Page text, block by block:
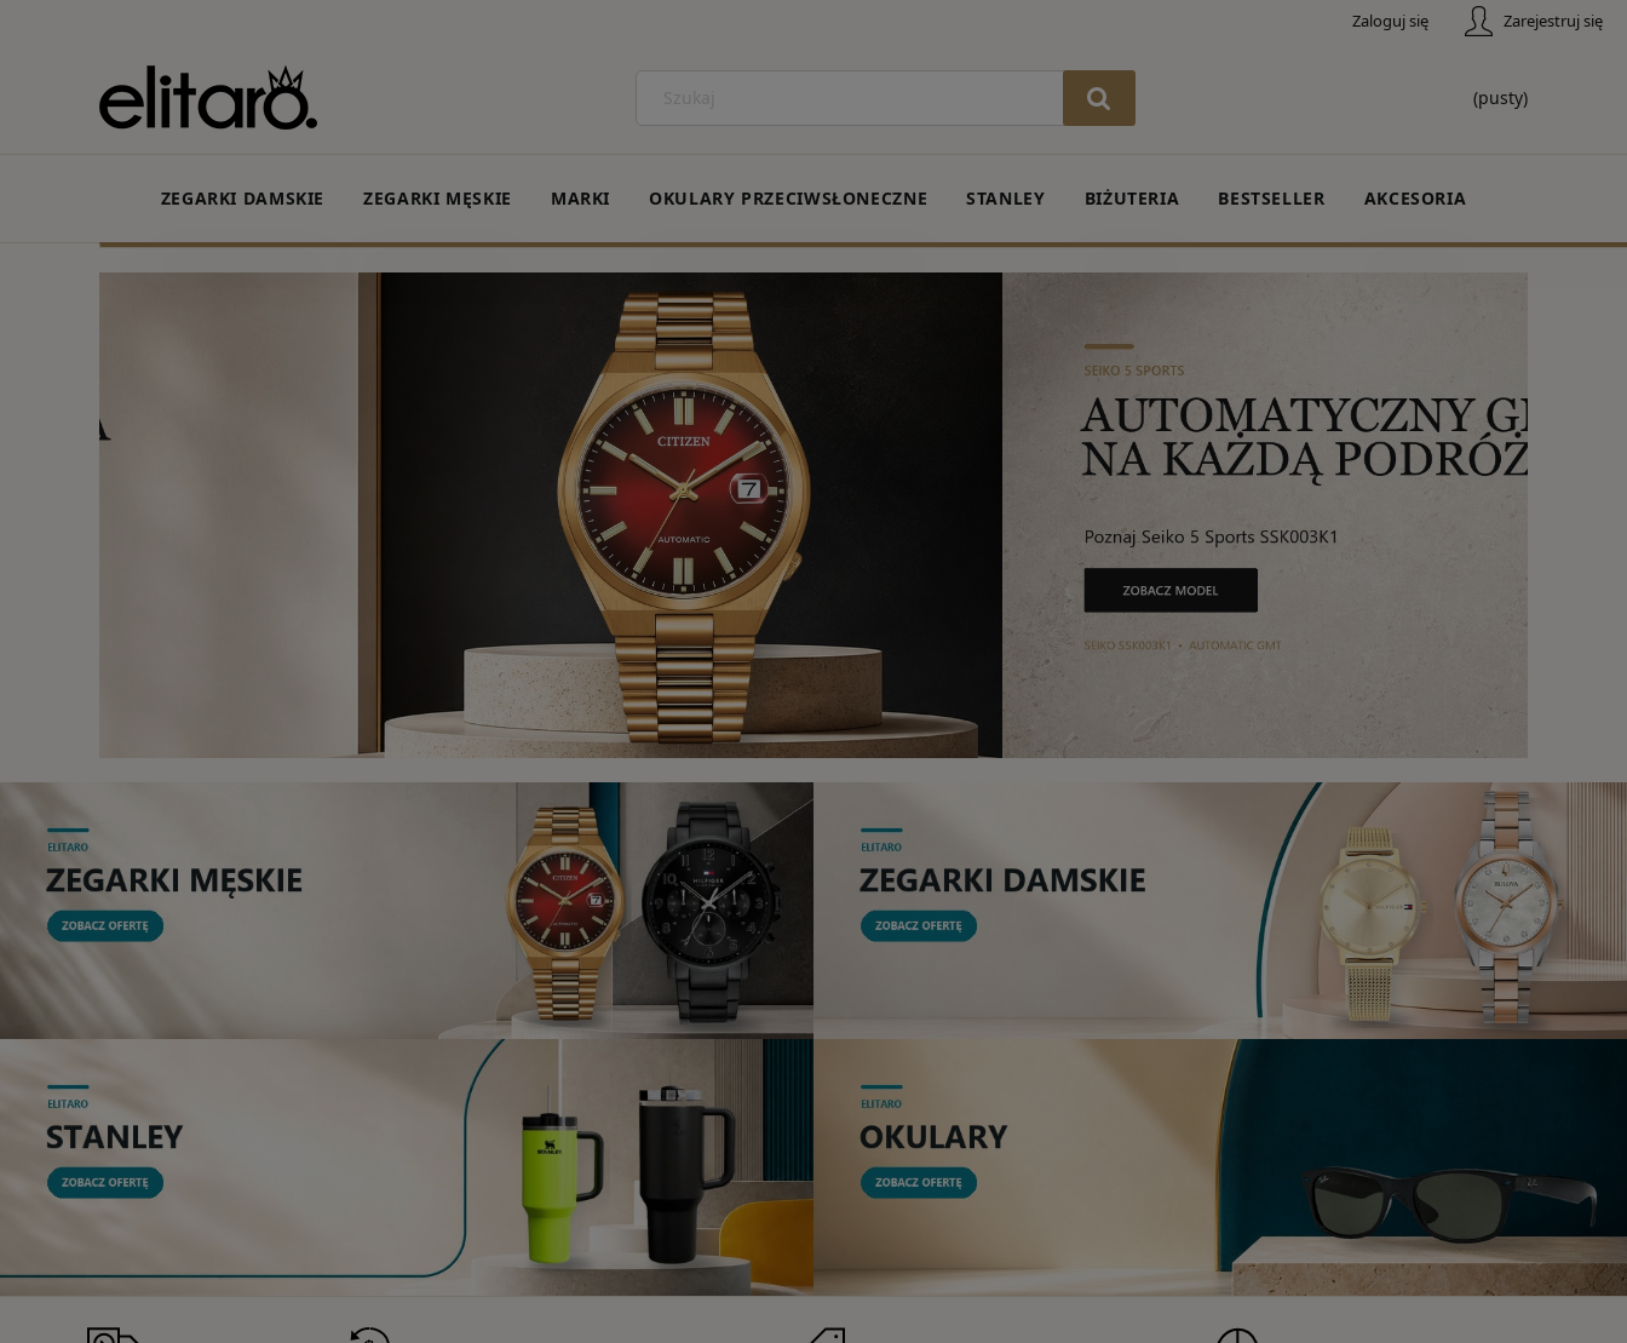
Zarejestruj się
Zaloguj się
(pusty)
ZEGARKI DAMSKIE STANLEY
OKULARY PRZECIWSŁONECZNE BIŻUTERIA
ZEGARKI MĘSKIE MARKI BESTSELLER AKCESORIA